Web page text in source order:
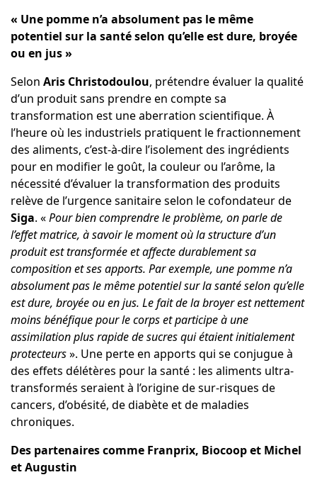
« Une pomme n’a absolument pas le même
potentiel sur la santé selon qu’elle est dure, broyée
ou en jus »
Selon Aris Christodoulou, prétendre évaluer la qualité
d’un produit sans prendre en compte sa
transformation est une aberration scientifique. À
l’heure où les industriels pratiquent le fractionnement
des aliments, c’est-à-dire l’isolement des ingrédients
pour en modifier le goût, la couleur ou l’arôme, la
nécessité d’évaluer la transformation des produits
relève de l’urgence sanitaire selon le cofondateur de
Siga. «Pour bien comprendre le problème, on parle de
l’effet matrice, à savoir le moment où la structure d’un
produit est transformée et affecte durablement sa
composition et ses apports. Par exemple, une pomme n’a
absolument pas le même potentiel sur la santé selon qu’elle
est dure, broyée ou en jus. Le fait de la broyer est nettement
moins bénéfique pour le corps et participe à une
assimilation plus rapide de sucres qui étaient initialement
protecteurs». Une perte en apports qui se conjugue à
des effets délétères pour la santé : les aliments ultra-
transformés seraient à l’origine de sur-risques de
cancers, d’obésité, de diabète et de maladies
chroniques.
Des partenaires comme Franprix, Biocoop et Michel
et Augustin